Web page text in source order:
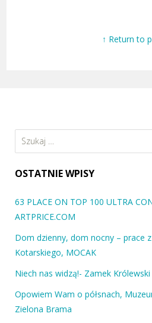
↑ Return to
Szukaj:
OSTATNIE WPISY
63 PLACE ON TOP 100 ULTRA
ARTPRICE.COM
Dom dzienny, dom nocny – prace
Kotarskiego, MOCAK
Niech nas widzą!- Zamek
Opowiem Wam o półsnach,
Zielona Brama